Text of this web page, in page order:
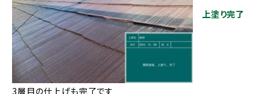
上塗り完了
3層目の仕上げも完了です